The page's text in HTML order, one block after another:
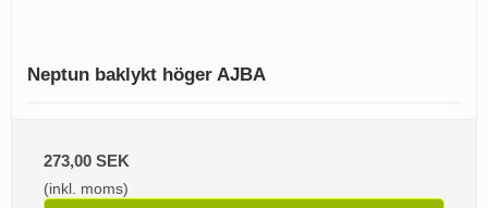
Neptun baklykt höger AJBA
273,00 SEK
(inkl. moms)